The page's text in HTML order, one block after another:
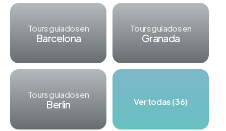
Tours guiados en
Barcelona
Tours guiados en
Granada
Tours guiados en
Berlin Ver todas (36)